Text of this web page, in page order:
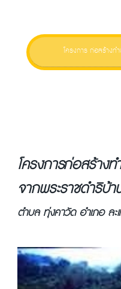
โครงการ ก่อสร้างท
โครงการ ก่อสร้าง
จากพระราชดำริบ้า
ตำบล ทุ่งคาวัด อำเภอ ล